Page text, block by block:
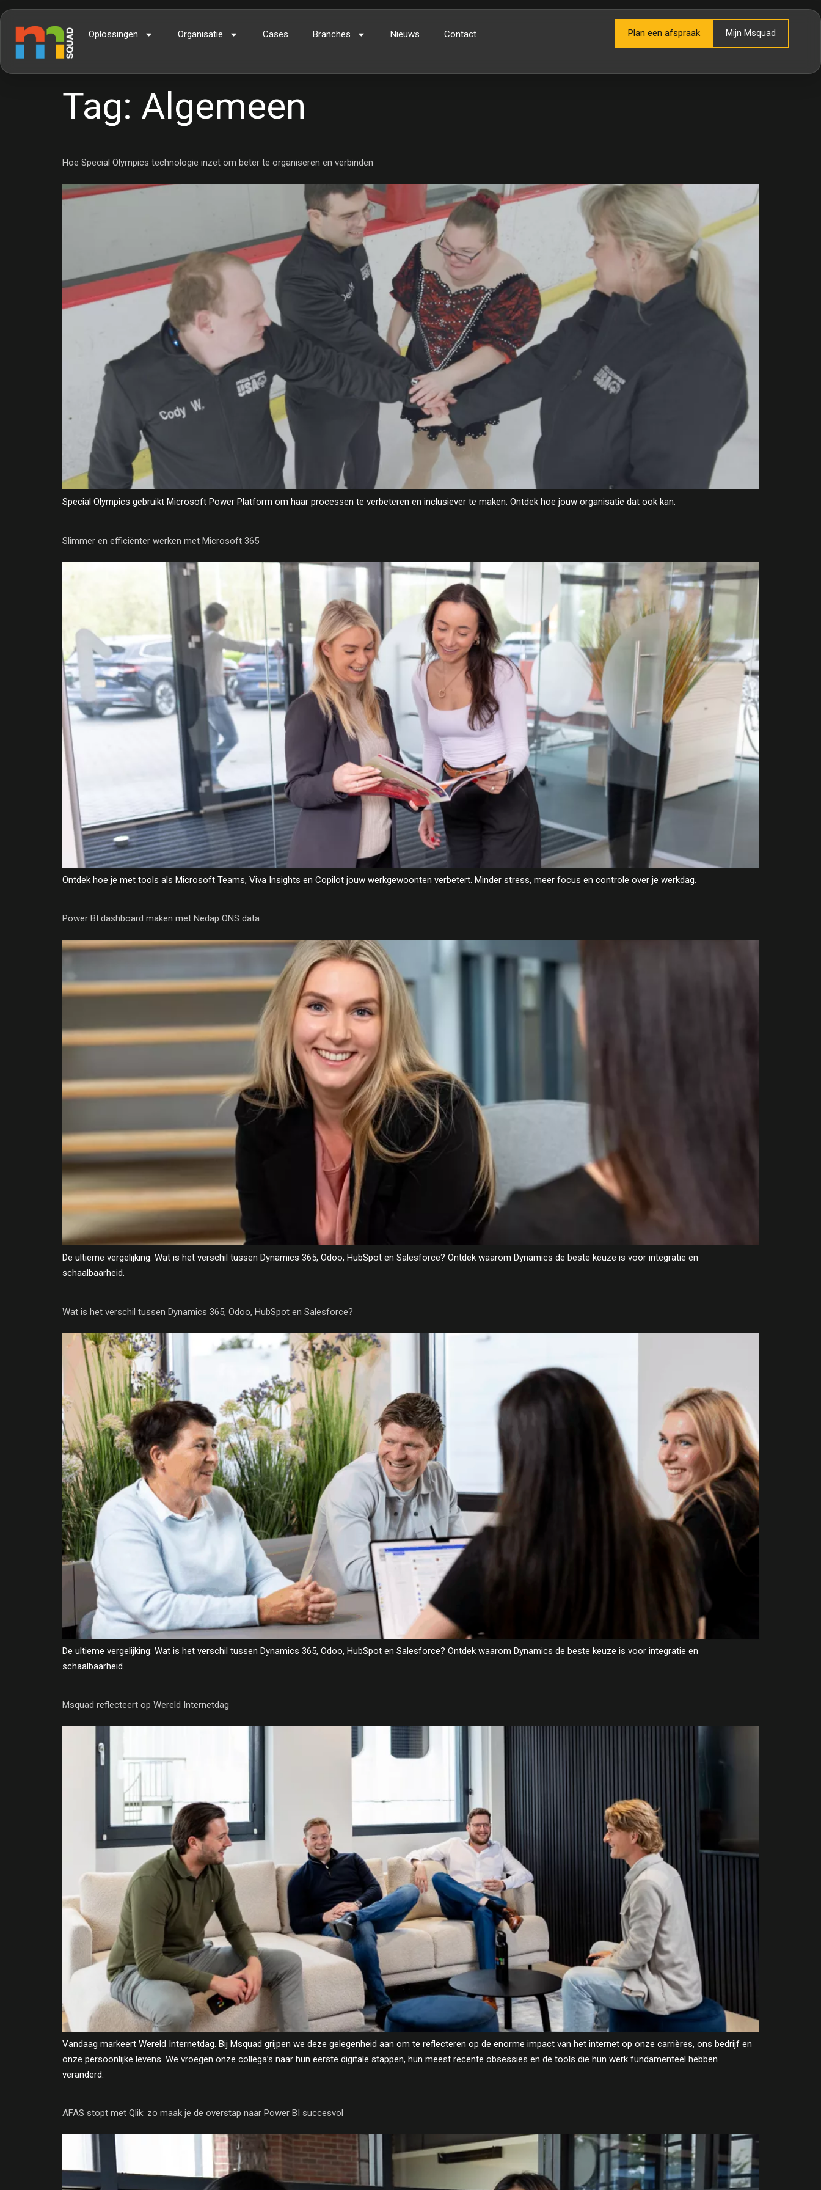
Oplossingen Organisatie Cases Branches Nieuws Contact Plan een afspraak Mijn Msquad
Tag: Algemeen
Hoe Special Olympics technologie inzet om beter te organiseren en verbinden
Special Olympics gebruikt Microsoft Power Platform om haar processen te verbeteren en inclusiever te maken. Ontdek hoe jouw organisatie dat ook kan.
Slimmer en efficiënter werken met Microsoft 365
Ontdek hoe je met tools als Microsoft Teams, Viva Insights en Copilot jouw werkgewoonten verbetert. Minder stress, meer focus en controle over je werkdag.
Power BI dashboard maken met Nedap ONS data
De ultieme vergelijking: Wat is het verschil tussen Dynamics 365, Odoo, HubSpot en Salesforce? Ontdek waarom Dynamics de beste keuze is voor integratie en
schaalbaarheid.
Wat is het verschil tussen Dynamics 365, Odoo, HubSpot en Salesforce?
De ultieme vergelijking: Wat is het verschil tussen Dynamics 365, Odoo, HubSpot en Salesforce? Ontdek waarom Dynamics de beste keuze is voor integratie en
schaalbaarheid.
Msquad reflecteert op Wereld Internetdag
Vandaag markeert Wereld Internetdag. Bij Msquad grijpen we deze gelegenheid aan om te reflecteren op de enorme impact van het internet op onze carrières, ons bedrijf en
onze persoonlijke levens. We vroegen onze collega’s naar hun eerste digitale stappen, hun meest recente obsessies en de tools die hun werk fundamenteel hebben
veranderd.
AFAS stopt met Qlik: zo maak je de overstap naar Power BI succesvol